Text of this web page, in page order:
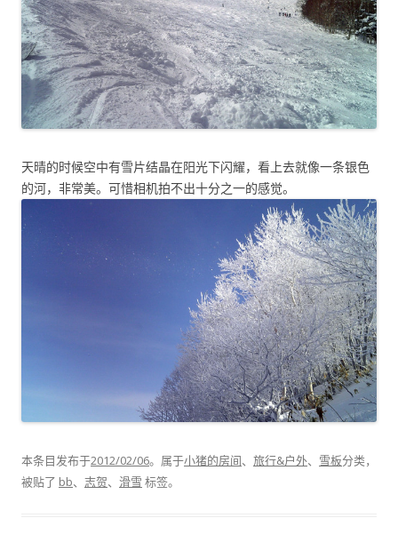
天晴的时候空中有雪片结晶在阳光下闪耀，看上去就像一条银色
的河，非常美。可惜相机拍不出十分之一的感觉。
本条目发布于2012/02/06。属于小猪的房间、 旅行&户外、 雪板分类，
被贴了 bb、 志贺、 滑雪 标签。